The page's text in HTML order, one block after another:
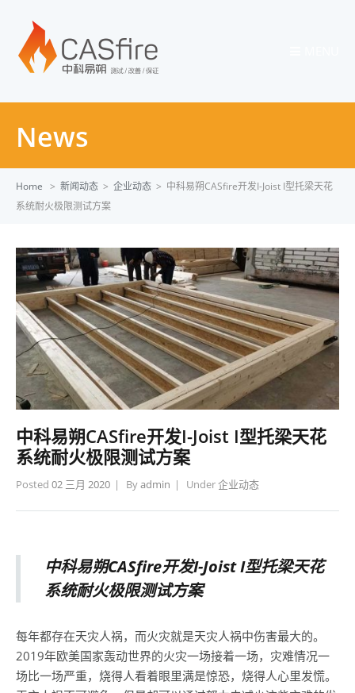
News
Home > 新闻动态 > 企业动态 > 中科易朔CASfire开发I-Joist I型托梁天花
系统耐火极限测试方案
中科易朔CASfire开发I-Joist I型托梁天花
系统耐火极限测试方案
Posted 02 三月 2020 Byadmin Under企业动态
中科易朔CASfire开发I-Joist I型托梁天花
系统耐火极限测试方案
每年都存在天灾人祸，而火灾就是天灾人祸中伤害最大的。
2019年欧美国家轰动世界的火灾一场接着一场，灾难情况一
场比一场严重，烧得人看着眼里满是惊恐，烧得人心里发慌。